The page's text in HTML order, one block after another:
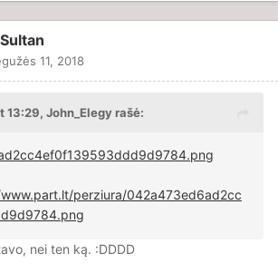
11, 2018
13:29, John_Elegyrašė:
perziura/042a473ed6ad2cc
nei ten ką. :DDDD